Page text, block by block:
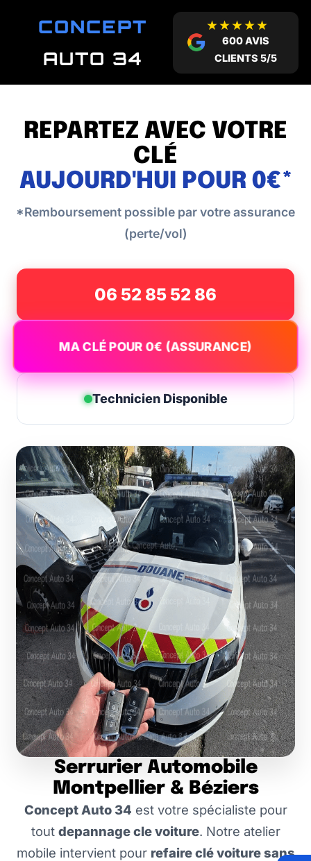
Passer
contenu
CONCEPT
AUTO 34
★★★★★
600 AVIS
CLIENTS 5/5
REPARTEZ AVEC VOTRE
CLÉ
AUJOURD'HUI POUR 0€*
*Remboursement possible par votre assurance
(perte/vol)
06 52 85 52 86
MA CLÉ POUR 0€ (ASSURANCE)
Technicien Disponible
Serrurier Automobile
Montpellier & Béziers
Concept Auto 34 est votre spécialiste pour
tout depannage cle voiture. Notre atelier
mobile intervient pour refaire clé voiture sans